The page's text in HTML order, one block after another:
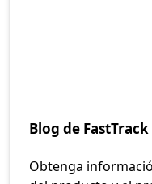
Blog de FastTrack
Obtenga